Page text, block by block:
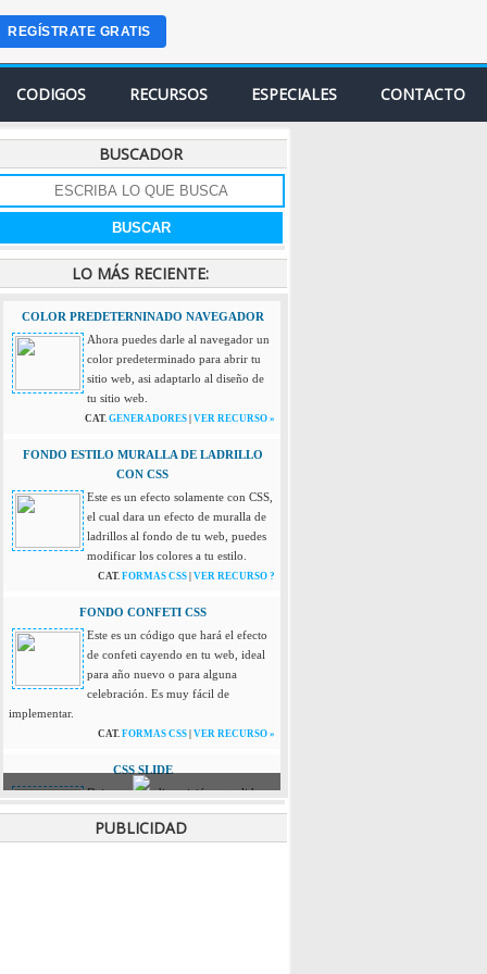
CODIGOS RECURSOS ESPECIALES CONTACTO
BUSCADOR
LO MÁS RECIENTE:
COLOR PREDETERNINADO NAVEGADOR
Ahora puedes darle al navegador un
color predeterminado para abrir tu
sitio web, asi adaptarlo al diseño de
tu sitio web.
CAT. GENERADORES| VER RECURSO »
FONDO ESTILO MURALLA DE LADRILLO
CON CSS
Este es un efecto solamente con CSS,
el cual dara un efecto de muralla de
ladrillos al fondo de tu web, puedes
modificar los colores a tu estilo.
CAT. FORMAS CSS| VER RECURSO ?
FONDO CONFETI CSS
Este es un código que hará el efecto
de confeti cayendo en tu web, ideal
para año nuevo o para alguna
celebración. Es muy fácil de
implementar.
CAT. FORMAS CSS| VER RECURSO »
CSS SLIDE
Dejamos a tu disposición este slide
que esta hecho solo con CSS, es muy
simple pero efectivo a la hora de
PUBLICIDAD
REGÍSTRATE GRATIS